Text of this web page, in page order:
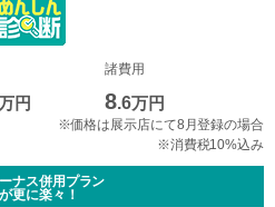
円
諸費用
8.6万円
※価格は展示店にて8月登録の場合
※消費税10%込み
ナス併用プラン
更に楽々！